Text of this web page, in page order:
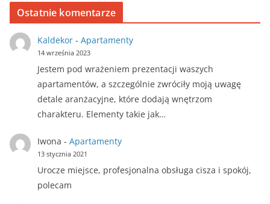
Ostatnie komentarze
Kaldekor- Apartamenty
14 września 2023
Jestem pod wrażeniem prezentacji waszych
apartamentów, a szczególnie zwróciły moją uwagę
detale aranżacyjne, które dodają wnętrzom
charakteru. Elementy takie jak…
Iwona - Apartamenty
13 stycznia 2021
Urocze miejsce, profesjonalna obsługa cisza i spokój,
polecam